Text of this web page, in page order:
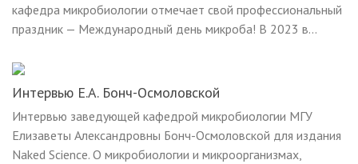
кафедра микробиологии отмечает свой профессиональный
праздник — Международный день микроба! В 2023 в...
Интервью Е.А. Бонч-Осмоловской
Интервью заведующей кафедрой микробиологии МГУ
Елизаветы Александровны Бонч-Осмоловской для издания
Naked Science. О микробиологии и микроорганизмах,